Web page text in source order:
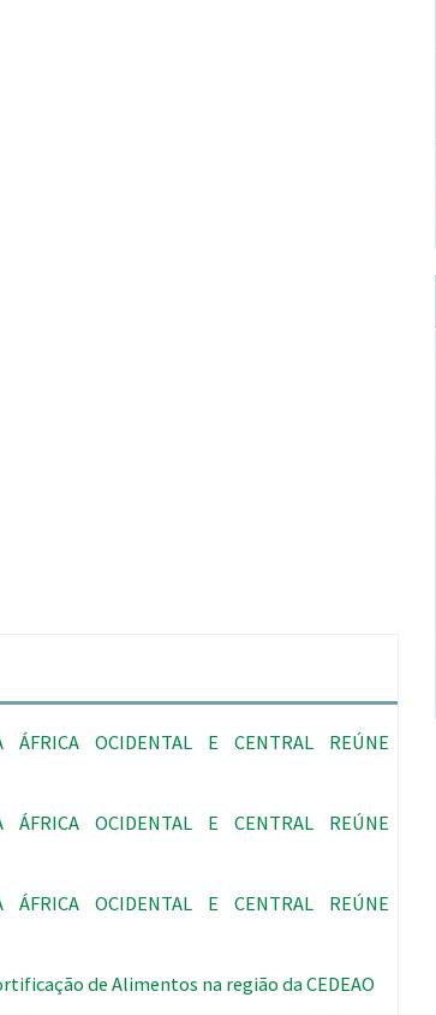
ÁFRICA OCIDENTAL E CENTRAL REÚNE
ÁFRICA OCIDENTAL E CENTRAL REÚNE
ÁFRICA OCIDENTAL E CENTRAL REÚNE
de Alimentos na região da CEDEAO